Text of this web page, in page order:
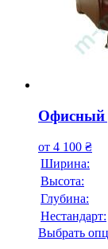
Офисный
от 4 100 ₴
Ширина:
Высота:
Глубина:
Нестандарт:
Выбрать